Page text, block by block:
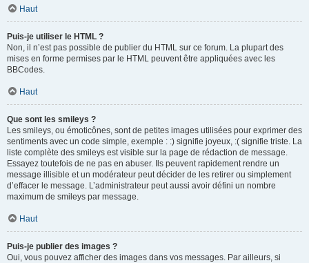
Haut
Puis-je utiliser le HTML ?
Non, il n’est pas possible de publier du HTML sur ce forum. La plupart des
mises en forme permises par le HTML peuvent être appliquées avec les
BBCodes.
Haut
Que sont les smileys ?
Les smileys, ou émoticônes, sont de petites images utilisées pour exprimer des
sentiments avec un code simple, exemple : :) signifie joyeux, :( signifie triste. La
liste complète des smileys est visible sur la page de rédaction de message.
Essayez toutefois de ne pas en abuser. Ils peuvent rapidement rendre un
message illisible et un modérateur peut décider de les retirer ou simplement
d’effacer le message. L’administrateur peut aussi avoir défini un nombre
maximum de smileys par message.
Haut
Puis-je publier des images ?
Oui, vous pouvez afficher des images dans vos messages. Par ailleurs, si